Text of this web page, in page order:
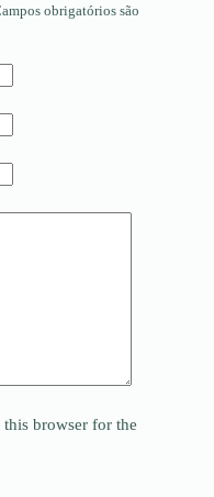
obrigatórios são
browser for the